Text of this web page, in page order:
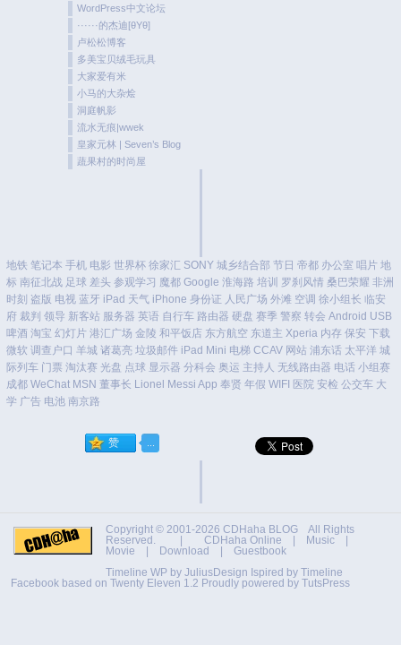
WordPress中文论坛
······的杰迪[θYθ]
卢松松博客
多美宝贝绒毛玩具
大家爱有米
小马的大杂烩
洞庭帆影
流水无痕|wwek
皇家元林 | Seven’s Blog
蔬果村的时尚屋
地铁 笔记本 手机 电影 世界杯 徐家汇 SONY 城乡结合部 节日 帝都 办公室 唱片 地
标 南征北战 足球 差头 参观学习 魔都 Google 淮海路 培训 罗刹风情 桑巴荣耀 非洲
时刻 盗版 电视 蓝牙 iPad 天气 iPhone 身份证 人民广场 外滩 空调 徐小组长 临安
府 裁判 领导 新客站 服务器 英语 自行车 路由器 硬盘 赛季 警察 转会 Android USB
啤酒 淘宝 幻灯片 港汇广场 金陵 和平饭店 东方航空 东道主 Xperia 内存 保安 下载
微软 调查户口 羊城 诸葛亮 垃圾邮件 iPad Mini 电梯 CCAV 网站 浦东话 太平洋 城
际列车 门票 淘汰赛 光盘 点球 显示器 分科会 奥运 主持人 无线路由器 电话 小组赛
成都 WeChat MSN 董事长 Lionel Messi App 奉贤 年假 WIFI 医院 安检 公交车 大
学 广告 电池 南京路
Copyright © 2001-2026 CDHaha BLOG All Rights
Reserved. | CDHaha Online Music
Movie
Download
Guestbook
Timeline WP by JuliusDesign Ispired by Timeline
Facebook based on Twenty Eleven 1.2 Proudly powered by TutsPress